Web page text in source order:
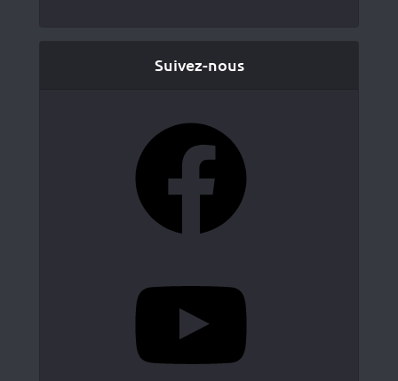
Suivez-nous